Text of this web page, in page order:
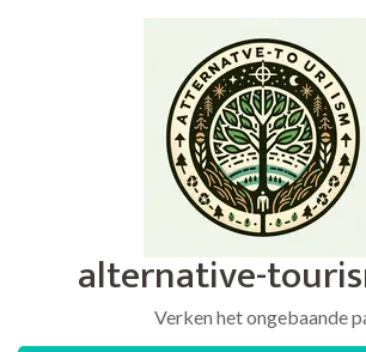
alternative-
Verken het ongebaande